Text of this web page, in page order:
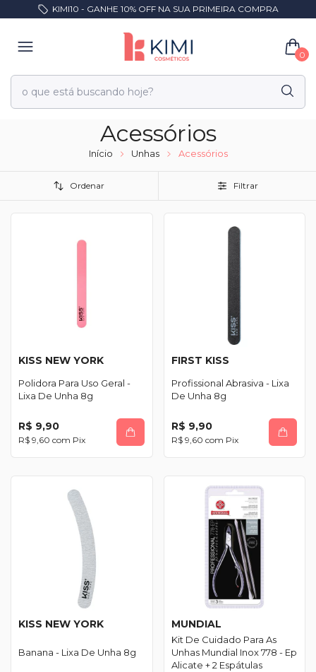
KIMI10 - GANHE 10% OFF NA SUA PRIMEIRA COMPRA
0
Acessórios
Início Unhas Acessórios
Ordenar Filtrar
KISS NEW YORK
Polidora Para Uso Geral -
Lixa De Unha 8g
R$ 9,90
R$ 9,60 com Pix
FIRST KISS
Profissional Abrasiva - Lixa
De Unha 8g
R$ 9,90
R$ 9,60 com Pix
KISS NEW YORK
Banana - Lixa De Unha 8g
MUNDIAL
Kit De Cuidado Para As
Unhas Mundial Inox 778 - Ep
Alicate + 2 Espátulas